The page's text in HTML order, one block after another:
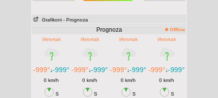
Grafikoni - Prognoza
Prognoza
Offline
Иetvrtak
Иetvrtak Иetvrtak Иetvrtak
-999°↓-999° -999°↓-999° -999°↓-999° -999°↓-999°
0 km/h 0 km/h 0 km/h 0 km/h
S S S
S